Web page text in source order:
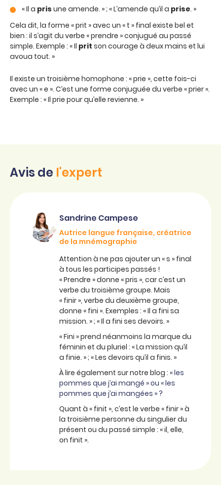
« Il a pris une amende. » ; « L’amende qu’il a prise. »
Cela dit, la forme « prit » avec un « t » final existe bel et
bien : il s’agit du verbe « prendre » conjugué au passé
simple. Exemple : « Il prit son courage à deux mains et lui
avoua tout. »
Il existe un troisième homophone : « prie », cette fois-ci
avec un « e ». C’est une forme conjuguée du verbe « prier ».
Exemple : « Il prie pour qu’elle revienne. »
Avis de l'expert
Sandrine Campese
Autrice langue française, créatrice
de la mnémographie
Attention à ne pas ajouter un « s » final
à tous les participes passés !
« Prendre » donne « pris », car c’est un
verbe du troisième groupe. Mais
« finir », verbe du deuxième groupe,
donne « fini ». Exemples : « Il a fini sa
mission. » ; « Il a fini ses devoirs. »
« Fini » prend néanmoins la marque du
féminin et du pluriel : « La mission qu’il
a finie. » ; « Les devoirs qu’il a finis. »
À lire également sur notre blog : « les
pommes que j’ai mangé » ou « les
pommes que j’ai mangées » ?
Quant à « finit », c’est le verbe « finir » à
la troisième personne du singulier du
présent ou du passé simple : « il, elle,
on finit ».